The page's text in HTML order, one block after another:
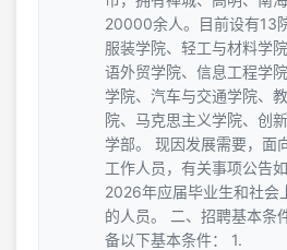
20000余人。目前设有13
服装学院、轻工与材料学
语外贸学院、信息工程学
学院、汽车与交通学院、
院、马克思主义学院、创
学部。 现因发展需要，面
工作人员，有关事项公告
2026年应届毕业生和社会
的人员。 二、招聘基本条
备以下基本条件： 1.